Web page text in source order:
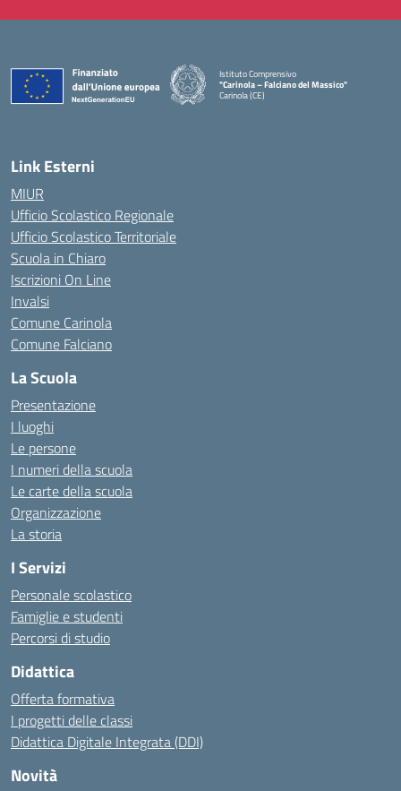
Istituto Comprensivo
"Carinola – Falciano del Massico"
Carinola (CE)
Link Esterni
MIUR
Ufficio Scolastico Regionale
Ufficio Scolastico Territoriale
Scuola in Chiaro
Iscrizioni On Line
Invalsi
Comune Carinola
Comune Falciano
La Scuola
Presentazione
I luoghi
Le persone
I numeri della scuola
Le carte della scuola
Organizzazione
La storia
I Servizi
Personale scolastico
Famiglie e studenti
Percorsi di studio
Didattica
Offerta formativa
I progetti delle classi
Didattica Digitale Integrata (DDI)
Novità